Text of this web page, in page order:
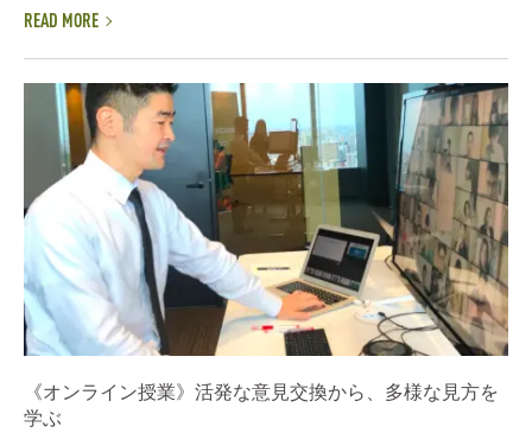
READ MORE
《オンライン授業》活発な意見交換から、多様な見方を
学ぶ